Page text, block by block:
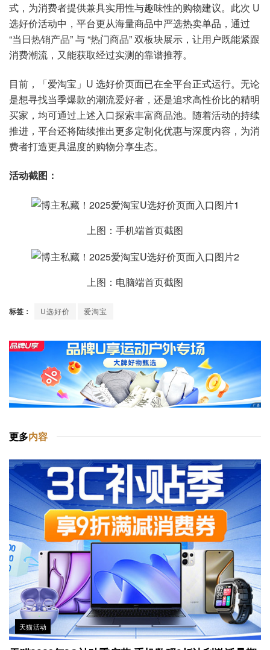
式，为消费者提供兼具实用性与趣味性的购物建议。此次 U
选好价活动中，平台更从海量商品中严选热卖单品，通过
“当日热销产品” 与 “热门商品” 双板块展示，让用户既能紧跟
消费潮流，又能获取经过实测的靠谱推荐。
目前，「爱淘宝」U 选好价页面已在全平台正式运行。无论
是想寻找当季爆款的潮流爱好者，还是追求高性价比的精明
买家，均可通过上述入口探索丰富商品池。随着活动的持续
推进，平台还将陆续推出更多定制化优惠与深度内容，为消
费者打造更具温度的购物分享生态。
活动截图：
上图：手机端首页截图
上图：电脑端首页截图
标签： U选好价 爱淘宝
更多内容
天猫活动